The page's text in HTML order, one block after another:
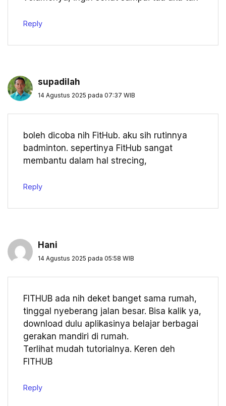
Reply
supadilah
14 Agustus 2025 pada 07:37 WIB
boleh dicoba nih FitHub. aku sih rutinnya
badminton. sepertinya FitHub sangat
membantu dalam hal strecing,
Reply
Hani
14 Agustus 2025 pada 05:58 WIB
FITHUB ada nih deket banget sama rumah,
tinggal nyeberang jalan besar. Bisa kalik ya,
download dulu aplikasinya belajar berbagai
gerakan mandiri di rumah.
Terlihat mudah tutorialnya. Keren deh
FITHUB
Reply